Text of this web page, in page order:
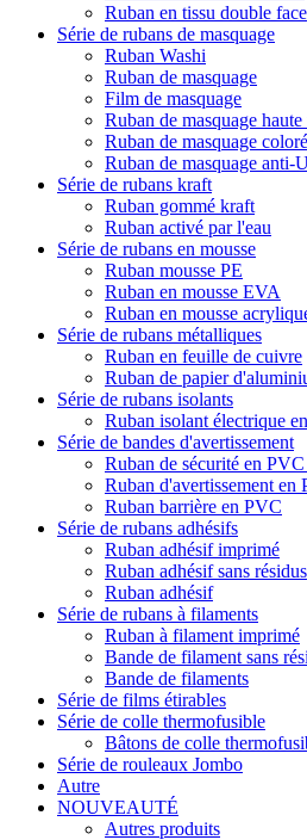
Ruban en tissu double face
Série de rubans de masquage
Ruban Washi
Ruban de masquage
Film de masquage
Ruban de masquage
Ruban de masquage coloré
Ruban de masquage anti-
Série de rubans kraft
Ruban gommé kraft
Ruban activé par l'eau
Série de rubans en mousse
Ruban mousse PE
Ruban en mousse EVA
Ruban en mousse
Série de rubans métalliques
Ruban en feuille de cuivre
Ruban de papier
Série de rubans isolants
Ruban isolant électrique
Série de bandes d'avertissement
Ruban de sécurité en
Ruban d'avertissement en
Ruban barrière en PVC
Série de rubans adhésifs
Ruban adhésif imprimé
Ruban adhésif sans résidus
Ruban adhésif
Série de rubans à filaments
Ruban à filament imprimé
Bande de filament sans
Bande de filaments
Série de films étirables
Série de colle thermofusible
Bâtons de colle
Série de rouleaux Jombo
Autre
NOUVEAUTÉ
Autres produits